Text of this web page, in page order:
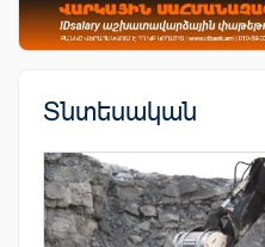
Տնտեսական